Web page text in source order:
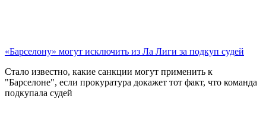
«Барселону» могут исключить из Ла Лиги за подкуп судей
Стало известно, какие санкции могут применить к
"Барселоне", если прокуратура докажет тот факт, что команда
подкупала судей